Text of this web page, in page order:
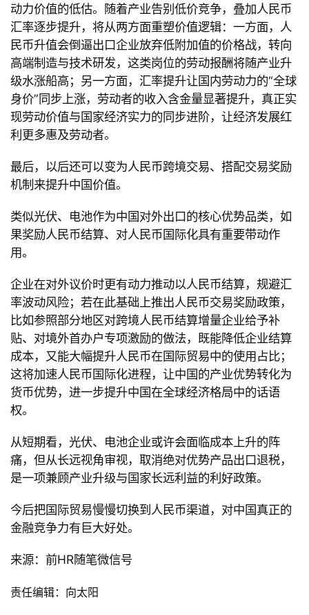
首
页
文
分
类
专
题
列
快
讯
更
多
页
面
动力价值的低估。随着产业告别低价竞争，叠加人民币
汇率逐步提升，将从两方面重塑价值逻辑：一方面，人
民币升值会倒逼出口企业放弃低附加值的价格战，转向
高端制造与技术研发，这类岗位的劳动报酬将随产业升
级水涨船高；另一方面，汇率提升让国内劳动力的“全球
身价”同步上涨，劳动者的收入含金量显著提升，真正实
现劳动价值与国家经济实力的同步进阶，让经济发展红
利更多惠及劳动者。
最后，以后还可以变为人民币跨境交易、搭配交易奖励
机制来提升中国价值。
类似光伏、电池作为中国对外出口的核心优势品类，如
果奖励人民币结算、对人民币国际化具有重要带动作
用。
企业在对外议价时更有动力推动以人民币结算，规避汇
率波动风险；若在此基础上推出人民币交易奖励政策，
比如参照部分地区对跨境人民币结算增量企业给予补
贴、对境外首办户专项激励的做法，既能降低企业结算
成本，又能大幅提升人民币在国际贸易中的使用占比；
这将加速人民币国际化进程，让中国的产业优势转化为
货币优势，进一步提升中国在全球经济格局中的话语
权。
从短期看，光伏、电池企业或许会面临成本上升的阵
痛，但从长远视角审视，取消绝对优势产品出口退税，
是一项兼顾产业升级与国家长远利益的利好政策。
今后把国际贸易慢慢切换到人民币渠道，对中国真正的
金融竞争力有巨大好处。
来源：前HR随笔微信号
责任编辑：向太阳